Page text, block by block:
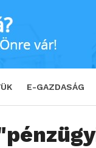
E-GAZDASÁG